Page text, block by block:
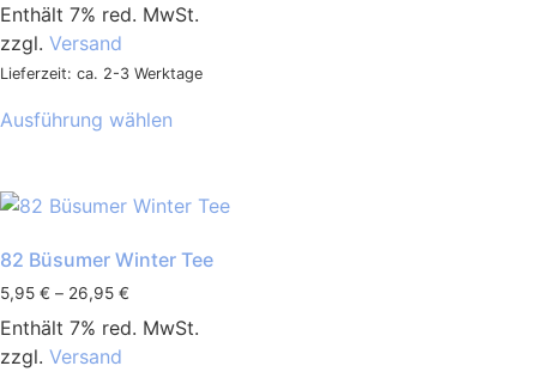
Enthält 7% red. MwSt.
zzgl. Versand
Lieferzeit: ca. 2-3 Werktage
Ausführung wählen
82 Büsumer Winter Tee
5,95 € – 26,95 €
Enthält 7% red. MwSt.
zzgl. Versand